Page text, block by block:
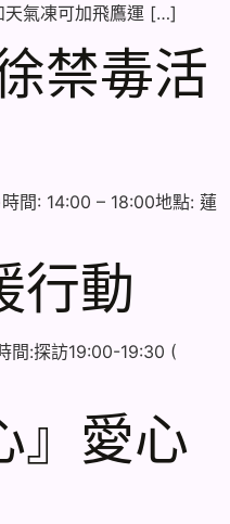
天氣凍可加飛鷹運 […]
禁毒活
間: 14:00 – 18:00地點: 蓮
行動
間:探訪19:00-19:30 (
』愛心